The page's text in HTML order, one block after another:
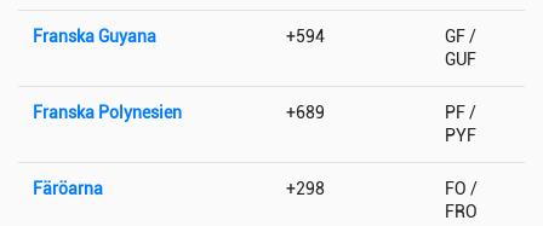
Franska Guyana +594
GF /
GUF
Franska Polynesien +689
PF /
PYF
Färöarna +298
FO /
FRO